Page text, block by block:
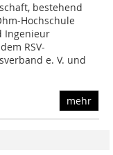
bestehend
Hochschule
Ingenieur
RSV-
e. V. und
mehr